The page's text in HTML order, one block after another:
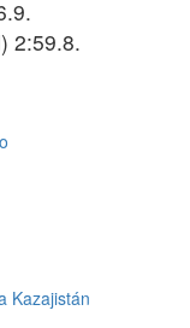
2:59.8.
Kazajistán